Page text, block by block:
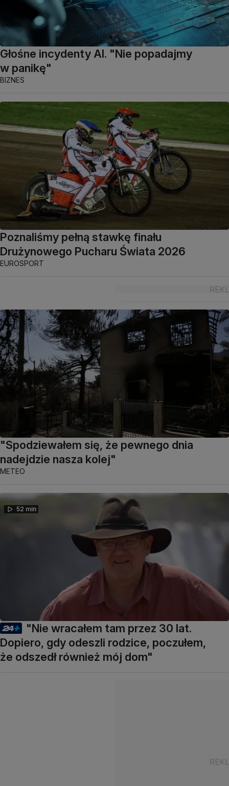
Głośne incydenty AI. "Nie popadajmy
w panikę"
BIZNES
Poznaliśmy pełną stawkę finału
Drużynowego Pucharu Świata 2026
EUROSPORT
"Spodziewałem się, że pewnego dnia
nadejdzie nasza kolej"
METEO
52 min
"Nie wracałem tam przez 30 lat.
Dopiero, gdy odeszli rodzice, poczułem,
że odszedł również mój dom"